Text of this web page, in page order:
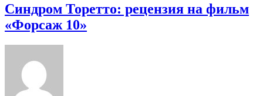
Синдром Торетто: рецензия на фильм
«Форсаж 10»